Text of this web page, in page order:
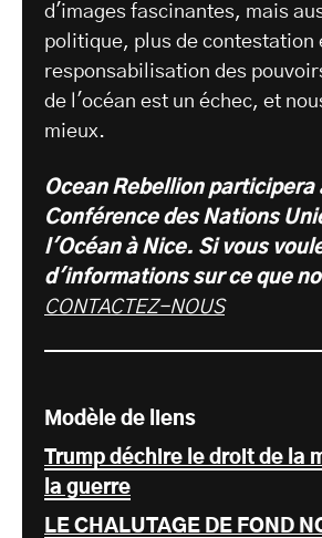
d'images fascinantes, mais
politique, plus de contestation
responsabilisation des
de l'océan est un échec, et
mieux.
Ocean Rebellion participera
Conférence des Nations
l'Océan à Nice. Si vous
d'informations sur ce que
CONTACTEZ-NOUS
Modèle de liens
Trump déchire le droit de la
la guerre
LE CHALUTAGE DE FOND